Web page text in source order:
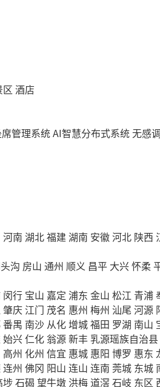
区 酒店
席管理系统AI智慧分布式系统无感
河南 湖北福建湖南 安徽河北 陕西
沟 房山 通州 顺义 昌平 大兴怀柔
闵行 宝山 嘉定 浦东 金山 松江 青浦
肇庆 江门 茂名 惠州 梅州 汕尾 河源
番禺 南沙 从化增城福田 罗湖 南山
始兴仁化 翁源新丰乳源瑶族自治县
高州 化州 信宜 惠城 惠阳 博罗 惠东
连州 佛冈 阳山 连山 连南 莞城 东城
埗石碣 望牛墩 洪梅道滘 石岐 东区